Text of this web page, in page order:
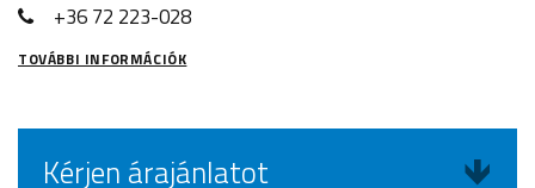
+36 72 223-028
TOVÁBBI INFORMÁCIÓK
Kérjen árajánlatot